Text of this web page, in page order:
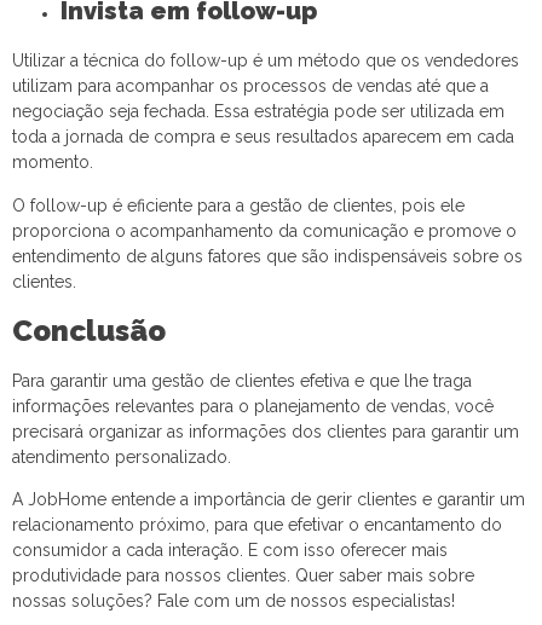
Invista em follow-up
Utilizar a técnica do follow-up é um método que os vendedores
utilizam para acompanhar os processos de vendas até que a
negociação seja fechada. Essa estratégia pode ser utilizada em
toda a jornada de compra e seus resultados aparecem em cada
momento.
O follow-up é eficiente para a gestão de clientes, pois ele
proporciona o acompanhamento da comunicação e promove o
entendimento de alguns fatores que são indispensáveis sobre os
clientes.
Conclusão
Para garantir uma gestão de clientes efetiva e que lhe traga
informações relevantes para o planejamento de vendas, você
precisará organizar as informações dos clientes para garantir um
atendimento personalizado.
A JobHome entende a importância de gerir clientes e garantir um
relacionamento próximo, para que efetivar o encantamento do
consumidor a cada interação. E com isso oferecer mais
produtividade para nossos clientes. Quer saber mais sobre
nossas soluções? Fale com um de nossos especialistas!